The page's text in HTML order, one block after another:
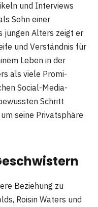
und Interviews
Sohn einer
jungen Alters zeigt er
und Verständnis für
Leben in der
als viele Promi-
Social-Media-
Schritt
seine Privatsphäre
Beziehung zu
Roisin Waters und